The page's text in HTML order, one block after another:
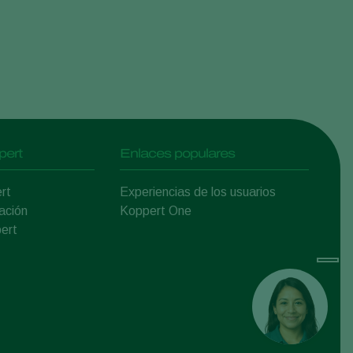
Enlaces populares
Experiencias de los usuarios
Koppert One